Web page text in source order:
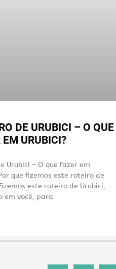
DE URUBICI – O QUE
EM URUBICI?
Urubici – O que fazer em
que fizemos este roteiro de
este roteiro de Urubici,
em você, para